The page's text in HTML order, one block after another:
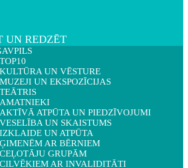
UN REDZĒT
TOP10
KULTŪRA UN VĒSTURE
MUZEJI UN EKSPOZĪCIJAS
TEĀTRIS
AMATNIEKI
AKTĪVĀ ATPŪTA UN PIEDZĪVOJUMI
VESELĪBA UN SKAISTUMS
IZKLAIDE UN ATPŪTA
ĢIMENĒM AR BĒRNIEM
CEĻOTĀJU GRUPĀM
CILVĒKIEM AR INVALIDITĀTI